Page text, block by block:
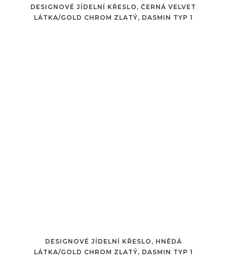
DESIGNOVÉ JÍDELNÍ KŘESLO, ČERNÁ VELVET
LÁTKA/GOLD CHROM ZLATÝ, DASMIN TYP 1
DESIGNOVÉ JÍDELNÍ KŘESLO, HNĚDÁ
LÁTKA/GOLD CHROM ZLATÝ, DASMIN TYP 1